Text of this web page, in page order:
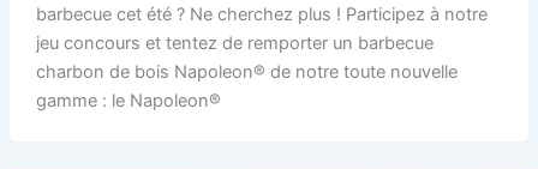
barbecue cet été ? Ne cherchez plus ! Participez à notre
jeu concours et tentez de remporter un barbecue
charbon de bois Napoleon® de notre toute nouvelle
gamme : le Napoleon®